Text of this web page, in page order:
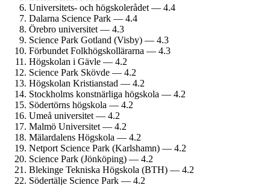
Universitets- och högskolerådet — 4.4
Dalarna Science Park — 4.4
Örebro universitet — 4.3
Science Park Gotland (Visby) — 4.3
Förbundet Folkhögskol­lärarna — 4.3
Högskolan i Gävle — 4.2
Science Park Skövde — 4.2
Högskolan Kristianstad — 4.2
Stockholms konstnärliga högskola — 4.2
Södertörns högskola — 4.2
Umeå universitet — 4.2
Malmö Universitet — 4.2
Mälardalens Högskola — 4.2
Netport Science Park (Karlshamn) — 4.2
Science Park (Jönköping) — 4.2
Blekinge Tekniska Högskola (BTH) — 4.2
Södertälje Science Park — 4.2